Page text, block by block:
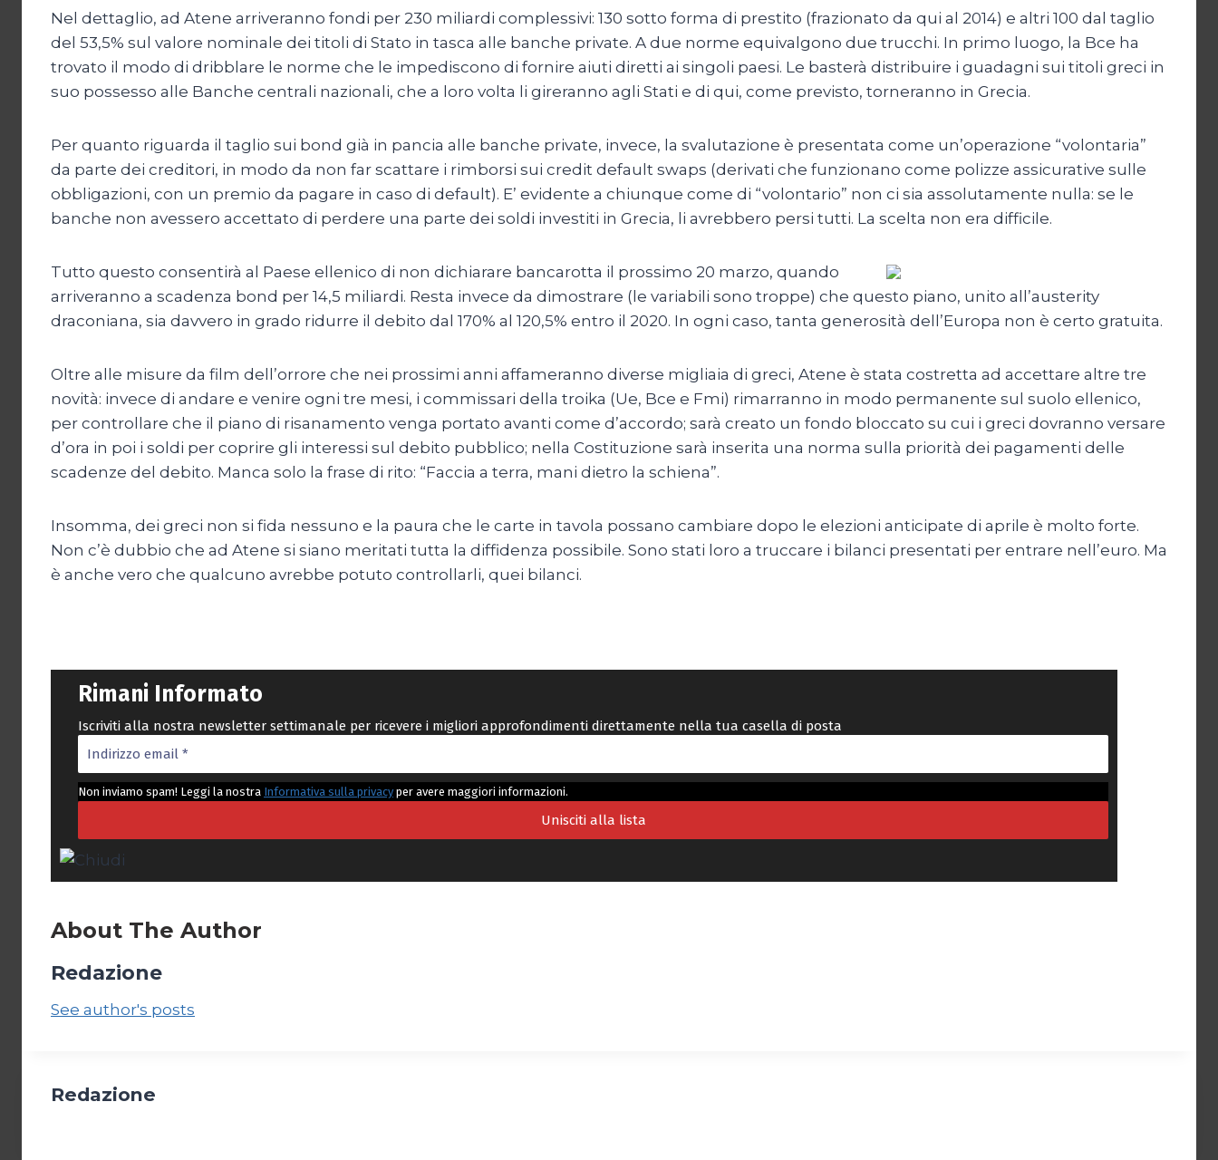
Nel dettaglio, ad Atene arriveranno fondi per 230 miliardi complessivi: 130 sotto forma di prestito (frazionato da qui al 2014) e altri 100 dal taglio
del 53,5% sul valore nominale dei titoli di Stato in tasca alle banche private. A due norme equivalgono due trucchi. In primo luogo, la Bce ha
trovato il modo di dribblare le norme che le impediscono di fornire aiuti diretti ai singoli paesi. Le basterà distribuire i guadagni sui titoli greci in
suo possesso alle Banche centrali nazionali, che a loro volta li gireranno agli Stati e di qui, come previsto, torneranno in Grecia.
Per quanto riguarda il taglio sui bond già in pancia alle banche private, invece, la svalutazione è presentata come un’operazione “volontaria”
da parte dei creditori, in modo da non far scattare i rimborsi sui credit default swaps (derivati che funzionano come polizze assicurative sulle
obbligazioni, con un premio da pagare in caso di default). E’ evidente a chiunque come di “volontario” non ci sia assolutamente nulla: se le
banche non avessero accettato di perdere una parte dei soldi investiti in Grecia, li avrebbero persi tutti. La scelta non era difficile.
Tutto questo consentirà al Paese ellenico di non dichiarare bancarotta il prossimo 20 marzo, quando
arriveranno a scadenza bond per 14,5 miliardi. Resta invece da dimostrare (le variabili sono troppe) che questo piano, unito all’austerity
draconiana, sia davvero in grado ridurre il debito dal 170% al 120,5% entro il 2020. In ogni caso, tanta generosità dell’Europa non è certo gratuita.
Oltre alle misure da film dell’orrore che nei prossimi anni affameranno diverse migliaia di greci, Atene è stata costretta ad accettare altre tre
novità: invece di andare e venire ogni tre mesi, i commissari della troika (Ue, Bce e Fmi) rimarranno in modo permanente sul suolo ellenico,
per controllare che il piano di risanamento venga portato avanti come d’accordo; sarà creato un fondo bloccato su cui i greci dovranno versare
d’ora in poi i soldi per coprire gli interessi sul debito pubblico; nella Costituzione sarà inserita una norma sulla priorità dei pagamenti delle
scadenze del debito. Manca solo la frase di rito: “Faccia a terra, mani dietro la schiena”.
Insomma, dei greci non si fida nessuno e la paura che le carte in tavola possano cambiare dopo le elezioni anticipate di aprile è molto forte.
Non c’è dubbio che ad Atene si siano meritati tutta la diffidenza possibile. Sono stati loro a truccare i bilanci presentati per entrare nell’euro. Ma
è anche vero che qualcuno avrebbe potuto controllarli, quei bilanci.
Rimani Informato
Iscriviti alla nostra newsletter settimanale per ricevere i migliori approfondimenti direttamente nella tua casella di posta
Non inviamo spam! Leggi la nostra Informativa sulla privacy per avere maggiori informazioni.
About The Author
Redazione
See author's posts
Redazione